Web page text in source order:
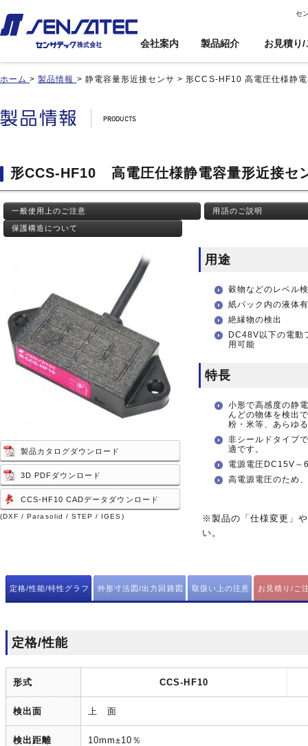
セ
会社案内 製品紹介 お見積り/
品番インデックス
用途事例
近接センサ
差動容量型近接センサ
磁気センサ
サ
タッチセンサ
ジャイロセンサ
光電センサ
赤外線温度センサ
文
利用規約
近接センサ
差動容量型近接センサ
磁気センサ
サ
タッチセンサ
ジャイロセンサ
光電センサ
赤外線温度センサ
ップ
基板実装のご紹介
ホーム >製品情報 > 静電容量形近接センサ >形CCS-HF10 高電圧仕様静
形CCS-HF10 高電圧仕様静電容量形近接セ
一般使用上のご注意 用語のご説明
保護構造について
製品カタログダウンロード
3D PDFダウンロード
CCS-HF10 CADデータダウンロード
(DXF / Parasolid / STEP / IGES)
用途
穀物などのレベル
紙パック内の液体
絶縁物の検出
DC48V以下の電動
用可能
特長
小形で高感度の静
んどの物体を検出
粉・米等、あらゆ
非シールドタイプ
適です。
電源電圧DC15V～
高電源電圧のため
※製品の「仕様変更」
い。
定格/性能/特性グラフ 外形寸法図/出力回路図 取扱い上の注意 お見積り/ご
定格/性能
形式 CCS-HF10
検出面 上 面
検出距離 10mm±10％